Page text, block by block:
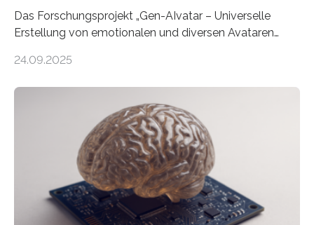
Das Forschungsprojekt „Gen-AIvatar – Universelle
Erstellung von emotionalen und diversen Avataren
Förderung in Höhe von rund 2 Millionen Euro. Dabei
der MindPort GmbH eine neuartige, KI-gestützte
Lösung zur Erzeugung von Emotionen für realistische
Avatare. Gen-AIvatar entwickelt innovative und
kosteneffiziente Methoden, um lebensechte Avatare zu
erstellen. „Besonders wichtig ist uns eine ganzheitliche
Animation, bei der Stimme, Körperbewegung, Gestik
und Mimik im Einklang sind…
24.09.2025